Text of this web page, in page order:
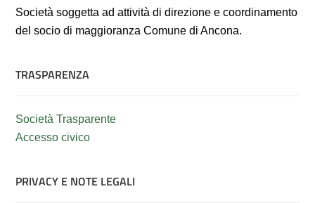
Società soggetta ad attività di direzione e coordinamento
del socio di maggioranza Comune di Ancona.
TRASPARENZA
Società Trasparente
Accesso civico
PRIVACY E NOTE LEGALI